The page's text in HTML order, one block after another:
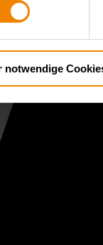
notwendige